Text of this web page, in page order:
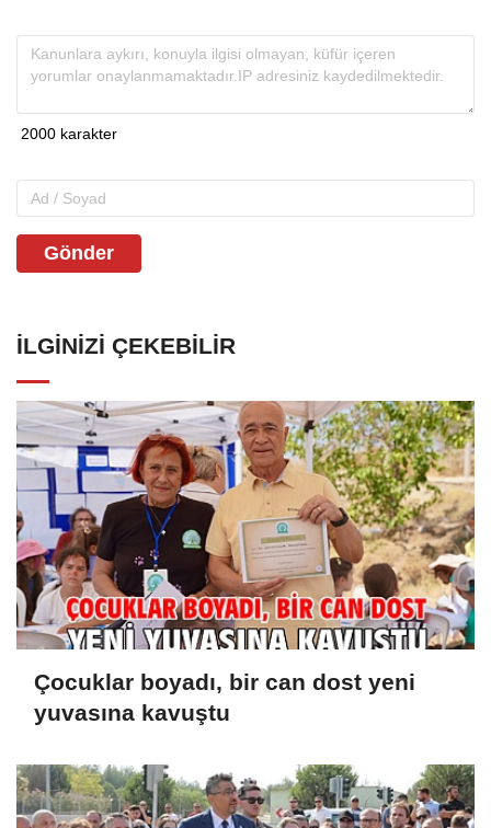
Gönder
İLGINIZI ÇEKEBILIR
Çocuklar boyadı, bir can dost yeni
yuvasına kavuştu